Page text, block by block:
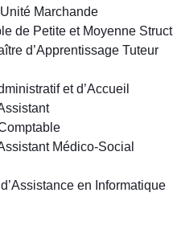
Marchande
de Petite et Moyenne
d’Apprentissage Tuteur
et d’Accueil
Médico-Social
en Informatique